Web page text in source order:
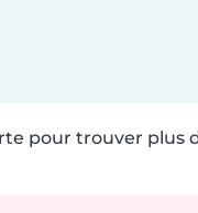
pour trouver plus